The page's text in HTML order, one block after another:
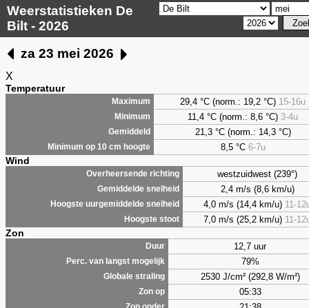
Weerstatistieken De
Bilt - 2026
za 23 mei 2026
X
Temperatuur
Maximum 29,4 °C (norm.: 19,2 °C) 15-16u
Minimum 11,4 °C (norm.: 8,6 °C) 3-4u
Gemiddeld 21,3 °C (norm.: 14,3 °C)
Minimum op 10 cm hoogte 8,5°C 6-7u
Wind
Overheersende richting westzuidwest (239°)
Gemiddelde snelheid 2,4 m/s (8,6 km/u)
Hoogste uurgemiddelde snelheid 4,0 m/s (14,4 km/u) 11-
Hoogste stoot 7,0 m/s (25,2 km/u) 11-
Zon
Duur 12,7 uur
Perc. van langst mogelijk 79%
Globale straling 2530 J/cm² (292,8 W/m²)
Zon op 05:33